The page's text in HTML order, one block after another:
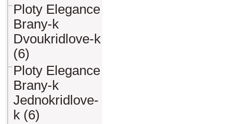
Ploty Elegance
Brany-k
Dvoukridlove-k
(6)
Ploty Elegance
Brany-k
Jednokridlove-
k (6)